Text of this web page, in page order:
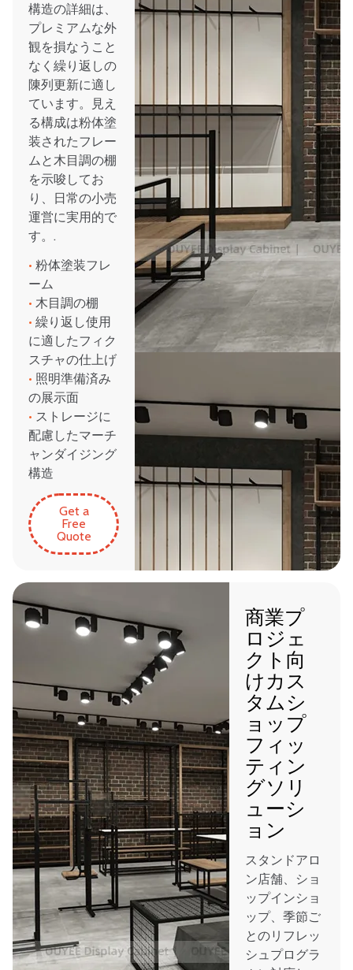
構造の詳細は、
プレミアムな外
観を損なうこと
なく繰り返しの
陳列更新に適し
ています。見え
る構成は粉体塗
装されたフレー
ムと木目調の棚
を示唆してお
り、日常の小売
運営に実用的で
す。.
• 粉体塗装フレ
ーム
• 木目調の棚
• 繰り返し使用
に適したフィク
スチャの仕上げ
• 照明準備済み
の展示面
• ストレージに
配慮したマーチ
ャンダイジング
構造
Get a
Free
Quote
商業プ
ロジェ
クト向
けカス
タムシ
ョップ
フィッ
ティン
グソリ
ューシ
ョン
スタンドアロ
ン店舗、ショ
ップインショ
ップ、季節ご
とのリフレッ
シュプログラ